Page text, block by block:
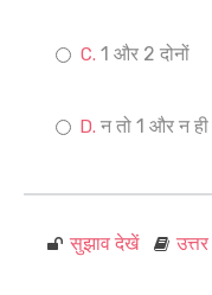
1 और 2 दोनों
न तो 1 और न
सुझाव देखें